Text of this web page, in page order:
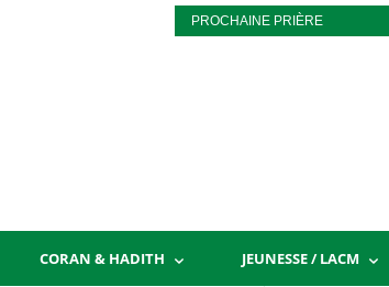
PROCHAINE PRIÈRE
CORAN & HADITH JEUNESSE / LACM